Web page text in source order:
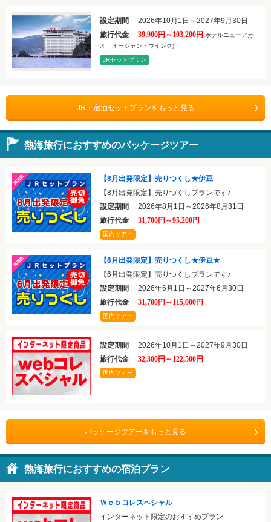
設定期間 2026年10月1日～2027年9月30日
旅行代金
39,900円～103,200円(ホテルニューアカ
オ オーシャン・ウイング)
JRセットプラン
JR＋宿泊セットプランをもっと見る
熱海旅行におすすめのパッケージツアー
【8月出発限定】売りつくし★伊豆
【8月出発限定】売りつくしプランです♪
設定期間 2026年8月1日～2026年8月31日
旅行代金
31,700円～95,200円
国内ツアー
【6月出発限定】売りつくし★伊豆★
【6月出発限定】売りつくしプランです♪
設定期間 2026年6月1日～2027年6月30日
旅行代金
31,700円～115,000円
国内ツアー
設定期間 2026年10月1日～2027年9月30日
旅行代金
32,300円～122,500円
国内ツアー
パッケージツアーをもっと見る
熱海旅行におすすめの宿泊プラン
Ｗｅｂコレスペシャル
インターネット限定のおすすめプラン